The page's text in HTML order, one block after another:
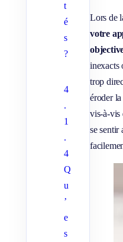
t
é
s
?
4
.
1
.
4
Q
u
’
e
s
Lors de
votre
inexacts
trop
éroder
vis-à-vis
se sentir